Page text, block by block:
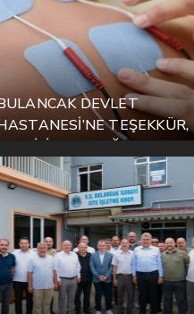
DEVLET
TEŞEKKÜR,
YETKİLİLERE ÇAĞRI